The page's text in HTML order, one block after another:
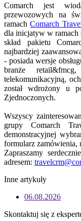
Comarch jest
przewozowych na
ramachComarch
dla inicjatyw w ramach
skład pakietu
najbardziej
- posiada wersje
branże
telekomunikacyjną,
został wdrożony u
Zjednoczonych.
Wszyscy
grupy Comarch
demonstracyjnej
formularz zamówienia,
Zapraszamy
adresem:
Inne artykuły
06.08.2026
Skontaktuj się z